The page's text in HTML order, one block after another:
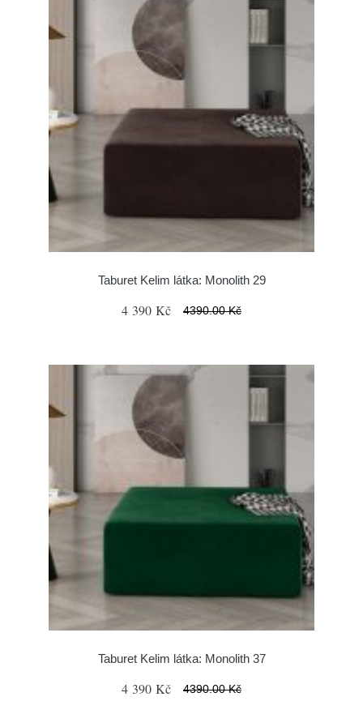
Taburet Kelim látka: Monolith 29
4 390 Kč 4390.00 Kč
Taburet Kelim látka: Monolith 37
4 390 Kč 4390.00 Kč